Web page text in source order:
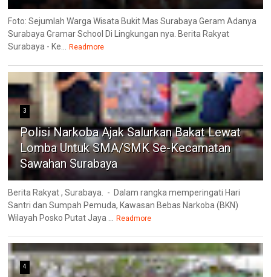
Foto: Sejumlah Warga Wisata Bukit Mas Surabaya Geram Adanya
Surabaya Gramar School Di Lingkungan nya. Berita Rakyat
Surabaya - Ke...
Readmore
3
Polisi Narkoba Ajak Salurkan Bakat Lewat
Lomba Untuk SMA/SMK Se-Kecamatan
Sawahan Surabaya
Berita Rakyat , Surabaya. - Dalam rangka memperingati Hari
Santri dan Sumpah Pemuda, Kawasan Bebas Narkoba (BKN)
Wilayah Posko Putat Jaya ...
Readmore
4